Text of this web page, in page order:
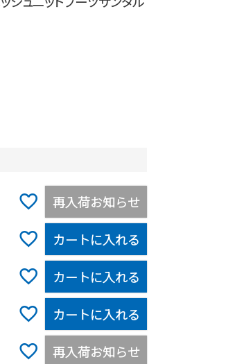
再入荷お知らせ
カートに入れる
カートに入れる
カートに入れる
再入荷お知らせ